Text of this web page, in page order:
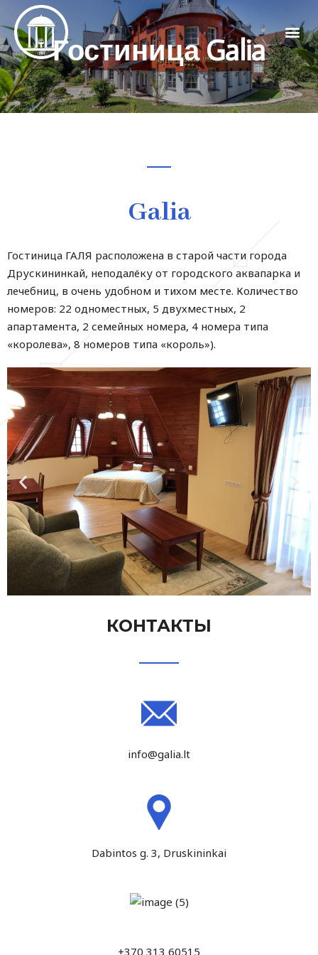
Гостиница Galia
Galia
Гостиница ГАЛЯ расположена в старой части города
Друскининкай, неподалёку от городского аквапарка и
лечебниц, в очень удобном и тихом месте. Количество
номеров: 22 одноместных, 5 двухместных, 2
апартамента, 2 семейных номера, 4 номера типа
«королева», 8 номеров типа «король»).
КОНТАКТЫ
info@galia.lt
Dabintos g. 3, Druskininkai
+370 313 60515